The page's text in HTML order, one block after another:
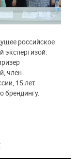
российское
экспертизой.
член
15 лет
брендингу.